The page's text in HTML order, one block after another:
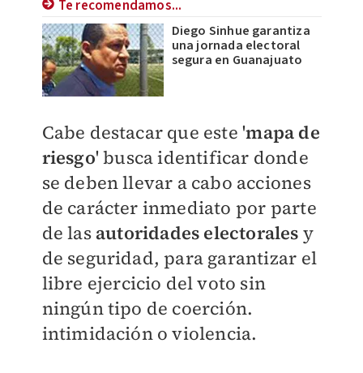
Te recomendamos...
Diego Sinhue garantiza
una jornada electoral
segura en Guanajuato
Cabe destacar que este 'mapa de
riesgo' busca identificar donde
se deben llevar a cabo acciones
de carácter inmediato por parte
de las autoridades electorales y
de seguridad, para garantizar el
libre ejercicio del voto sin
ningún tipo de coerción.
intimidación o violencia.